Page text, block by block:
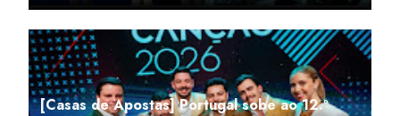
[Casas de Apostas] Portugal sobe ao 12.º